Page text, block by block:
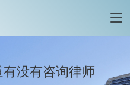
没有咨询律师